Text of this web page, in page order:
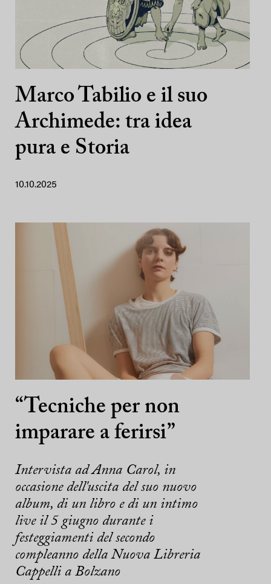
Marco Tabilio e il suo
Archimede: tra idea
pura e Storia
10.10.2025
“Tecniche per non
imparare a ferirsi”
Intervista ad Anna Carol, in
occasione dell'uscita del suo nuovo
album, di un libro e di un intimo
live il 5 giugno durante i
festeggiamenti del secondo
compleanno della Nuova Libreria
Cappelli a Bolzano